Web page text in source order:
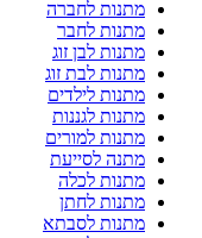
מתנות לחברה
מתנות לחבר
מתנות לבן זוג
מתנות לבת זוג
מתנות לילדים
מתנות לגננות
מתנות למורים
מתנה לסייעת
מתנות לכלה
מתנות לחתן
מתנות לסבתא